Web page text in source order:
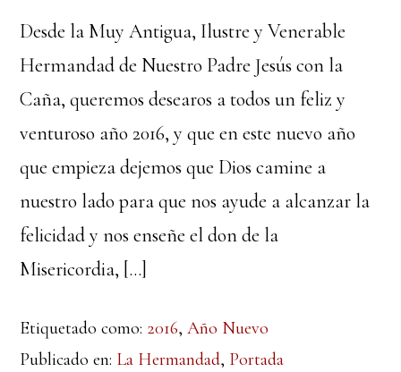
Desde la Muy Antigua, Ilustre y Venerable
Hermandad de Nuestro Padre Jesús con la
Caña, queremos desearos a todos un feliz y
venturoso año 2016, y que en este nuevo año
que empieza dejemos que Dios camine a
nuestro lado para que nos ayude a alcanzar la
felicidad y nos enseñe el don de la
Misericordia, […]
Etiquetado como: 2016,Año Nuevo
Publicado en: La Hermandad, Portada